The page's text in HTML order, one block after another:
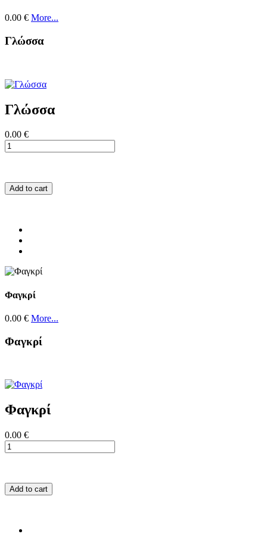
0.00 € More...
Γλώσσα
Γλώσσα
0.00 €
Add to cart
Φαγκρί
0.00 € More...
Φαγκρί
Φαγκρί
0.00 €
Add to cart